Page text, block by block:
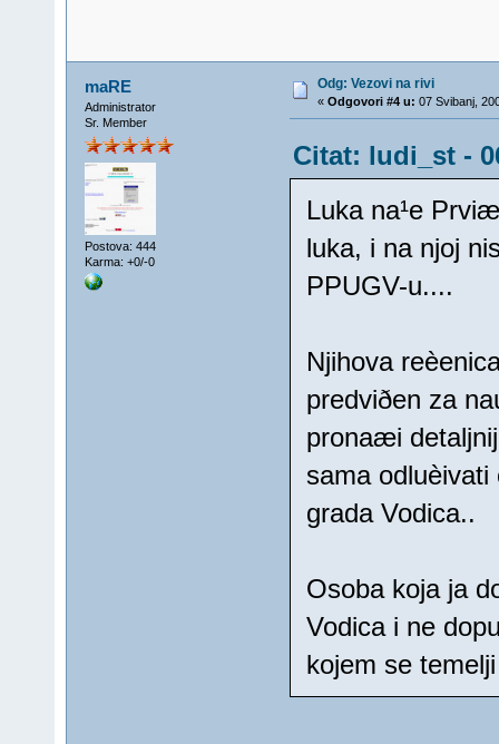
maRE
Administrator
Sr. Member
Postova: 444
Karma: +0/-0
Odg: Vezovi na rivi
« Odgovori #4 u: 07 Svibanj,
Citat: ludi_st -
Luka na¹e
luka, i na njoj
PPUGV-u....
Njihova
predviðen za
pronaæi
sama
grada Vodica..
Osoba koja ja
Vodica i ne
kojem se